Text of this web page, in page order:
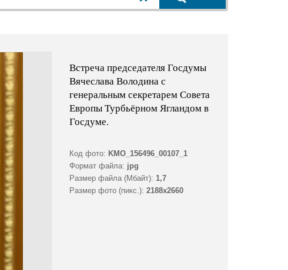
Встреча председателя Госдумы
Вячеслава Володина с
генеральным секретарем Совета
Европы Турбьёрном Ягландом в
Госдуме.
Код фото: KMO_156496_00107_1
Формат файла: jpg
Размер файла (Мбайт): 1,7
Размер фото (пикс.): 2188x2660